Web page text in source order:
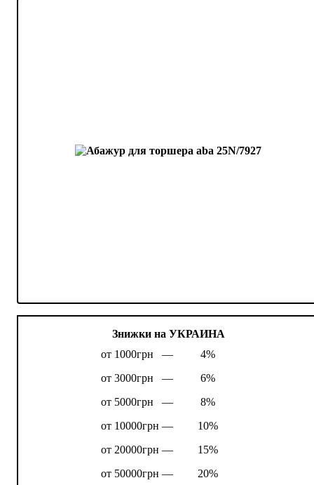
Знижки на УКРАИНА
от 1000грн —
4%
от 3000грн —
6%
от 5000грн —
8%
от 10000грн —
10%
от 20000грн —
15%
от 50000грн —
20%